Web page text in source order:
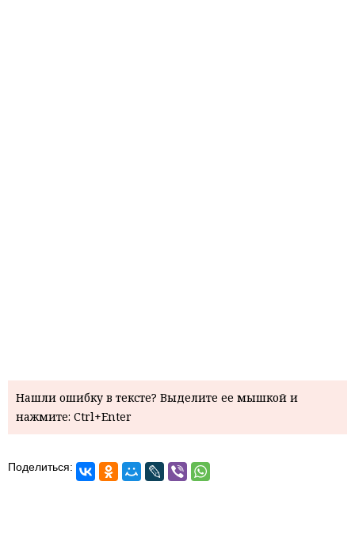
Нашли ошибку в тексте? Выделите ее мышкой и
нажмите: Ctrl+Enter
Поделиться: